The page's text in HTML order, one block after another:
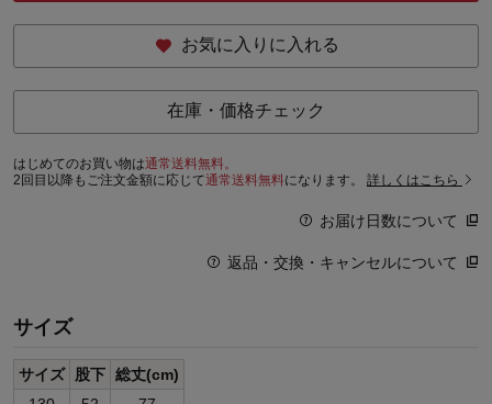
お気に入りに入れる
在庫・価格チェック
はじめてのお買い物は通常送料無料。
2回目以降もご注文金額に応じて通常送料無料になります。 詳しくはこちら
お届け日数について
返品・交換・キャンセルについて
サイズ
サイズ 股下 総丈(cm)